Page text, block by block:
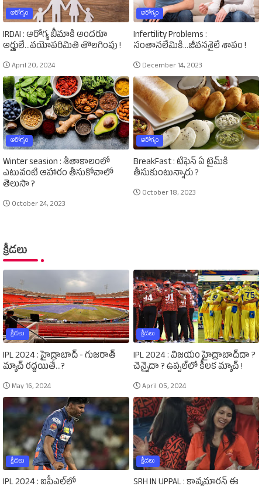
ఆరోగ్యం
IRDAI : ఆరోగ్య బీమాకి అందరూ
అర్హులే...వయోపరిమితి తొలగింపు !
April 20, 2024
ఆరోగ్యం
Infertility Problems :
సంతానలేమికి...జీవనశైలే శాపం !
December 14, 2023
ఆరోగ్యం
Winter seasion : శీతాకాలంలో
ఎటువంటి ఆహారం తీసుకోవాలో
తెలుసా ?
October 24, 2023
ఆరోగ్యం
BreakFast : టిఫెన్‌ ఏ టైమ్‌కి
తీసుకుంటున్నారు ?
October 18, 2023
క్రీడలు
క్రీడలు
IPL 2024 : హైద్రాబాద్‌ - గుజరాత్‌
మ్యాచ్‌ రద్దయితే...?
May 16, 2024
క్రీడలు
IPL 2024 : విజయం హైద్రాబాద్‌దా ?
చెన్నైదా ? ఉప్పల్‌లో కీలక మ్యాచ్‌ !
April 05, 2024
క్రీడలు
IPL 2024 : ఐపీఎల్‌లో
క్రీడలు
SRH IN UPPAL : కావ్యమారన్‌ ఈ